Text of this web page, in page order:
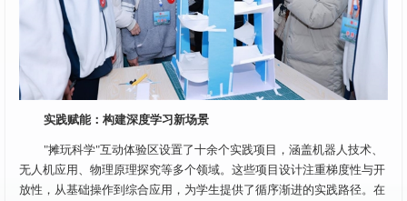
实践赋能：构建深度学习新场景
"摊玩科学"互动体验区设置了十余个实践项目，涵盖机器人技术、
无人机应用、物理原理探究等多个领域。这些项目设计注重梯度性与开
放性，从基础操作到综合应用，为学生提供了循序渐进的实践路径。在